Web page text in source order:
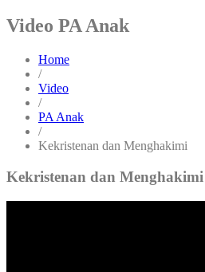
Video PA Anak
Home
/
Video
/
PA Anak
/
Kekristenan dan Menghakimi
Kekristenan dan Menghakimi